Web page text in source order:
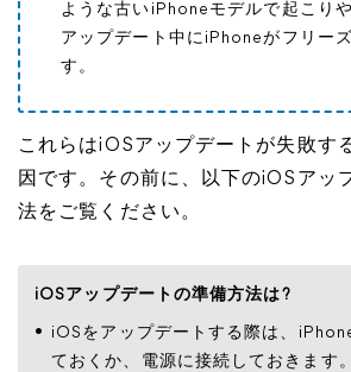
ような古いiPhoneモデルで起こり
アップデート中にiPhoneがフリー
す。
これらはiOSアップデートが失敗す
因です。その前に、以下のiOSアッ
法をご覧ください。
iOSアップデートの準備方法は?
iOSをアップデートする際は、
ておくか、電源に接続しておきます。